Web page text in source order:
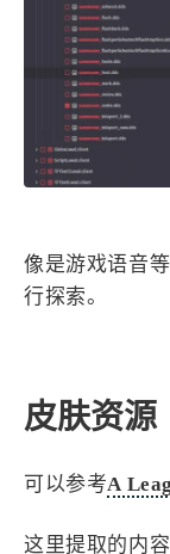
像是游戏语音
行探索。
皮肤资源
可以参考A
这里提取的内容